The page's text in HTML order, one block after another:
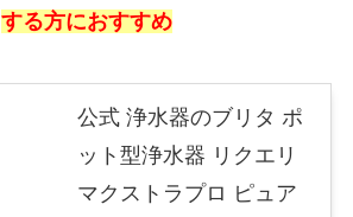
する方におすすめ
公式 浄水器のブリタ ポ
ット型浄水器 リクエリ
マクストラプロ ピュア